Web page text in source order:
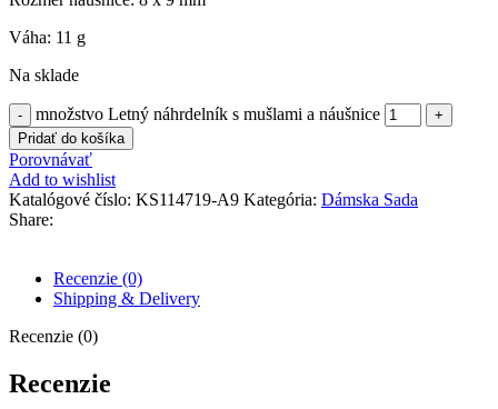
Váha: 11 g
Na sklade
množstvo Letný náhrdelník s mušlami a náušnice
Pridať do košíka
Porovnávať
Add to wishlist
Katalógové číslo: KS114719-A9 Kategória: Dámska Sada
Share:
Recenzie (0)
Shipping & Delivery
Recenzie (0)
Recenzie